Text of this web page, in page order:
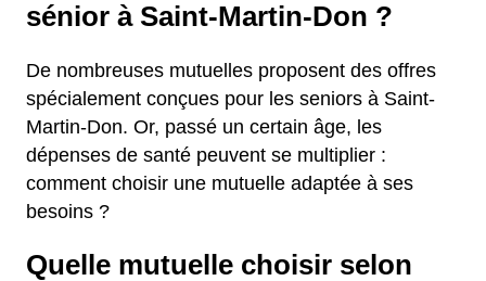
sénior à Saint-Martin-Don ?
De nombreuses mutuelles proposent des offres
spécialement conçues pour les seniors à Saint-
Martin-Don. Or, passé un certain âge, les
dépenses de santé peuvent se multiplier :
comment choisir une mutuelle adaptée à ses
besoins ?
Quelle mutuelle choisir selon